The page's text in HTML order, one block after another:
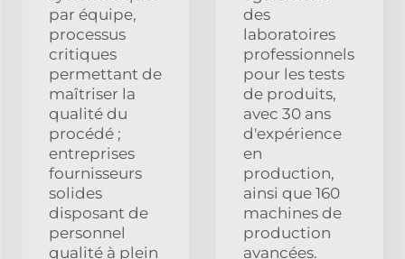
par équipe,
processus
critiques
permettant de
maîtriser la
qualité du
procédé ;
entreprises
fournisseurs
solides
disposant de
personnel
qualité à plein
des
laboratoires
professionnels
pour les tests
de produits,
avec 30 ans
d'expérience
en
production,
ainsi que 160
machines de
production
avancées.